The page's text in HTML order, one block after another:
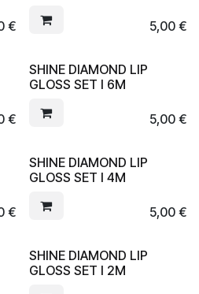
€ 5,00€
€
SHINE DIAMOND LIP
GLOSS SET I 6M
5,00€
€
SHINE DIAMOND LIP
GLOSS SET I 4M
5,00€
SHINE DIAMOND LIP
GLOSS SET I 2M